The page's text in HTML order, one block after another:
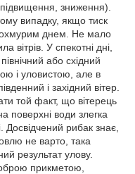
зниження).
випадку, якщо тиск
днем. Не мало
вітрів. У спекотні дні,
або східний
і уловистою, але в
і західний вітер.
той факт, що вітерець
поверхні води злегка
Досвідчений рибак знає,
не варто, така
результат улову.
прикметою,